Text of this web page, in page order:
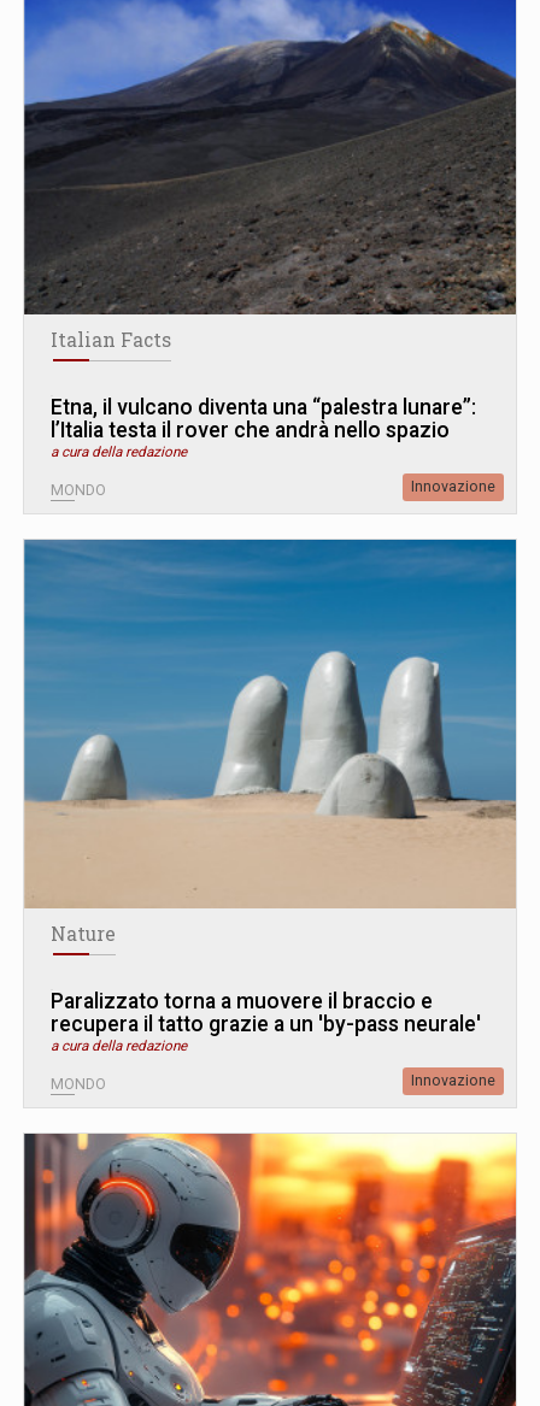
Italian Facts
Etna, il vulcano diventa una “palestra lunare”:
l’Italia testa il rover che andrà nello spazio
a cura della redazione
MONDO Innovazione
Nature
Paralizzato torna a muovere il braccio e
recupera il tatto grazie a un 'by-pass neurale'
a cura della redazione
MONDO Innovazione